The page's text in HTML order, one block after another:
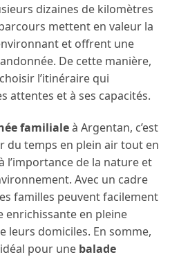
dizaines de kilomètres
mettent en valeur la
et offrent une
De cette manière,
l’itinéraire qui
attentes et à ses capacités.
familialeà Argentan, c’est
du temps en plein air tout en
l’importance de la nature et
Avec un cadre
familles peuvent facilement
enrichissante en pleine
leurs domiciles. En somme,
pour une balade